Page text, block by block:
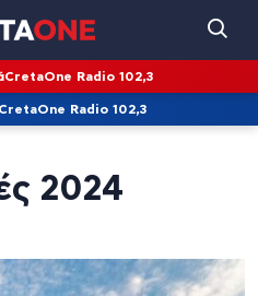
CretaOne Radio 102,3
CretaOne Radio 102,3
2024